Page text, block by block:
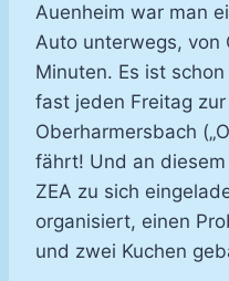
Auenheim war man
Auto unterwegs, von
Minuten. Es ist
fast jeden Freitag
Oberharmersbach
fährt! Und an
ZEA zu sich
organisiert, einen
und zwei Kuchen